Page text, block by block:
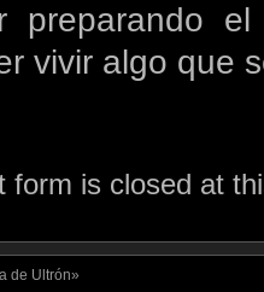
preparando
vivir algo que
form is closed at
de Ultrón»